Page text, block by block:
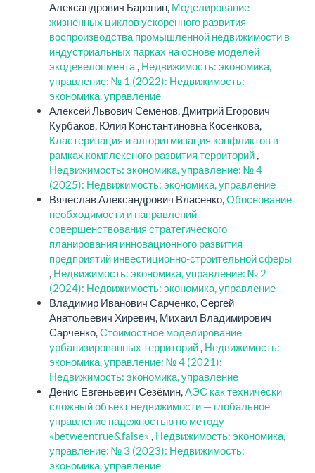
Александрович Баронин, Моделирование
жизненных циклов ускоренного развития
воспроизводства промышленной недвижимости в
индустриальных парках на основе моделей
экодевелопмента, Недвижимость: экономика,
управление: № 1 (2022): Недвижимость:
экономика, управление
Алексей Львович Семенов, Дмитрий Егорович
Курбаков, Юлия Константиновна Косенкова,
Кластеризация и алгоритмизация конфликтов в
рамках комплексного развития территорий,
Недвижимость: экономика, управление: № 4
(2025): Недвижимость: экономика, управление
Вячеслав Александрович Власенко,Обоснование
необходимости и направлений
совершенствования стратегического
планирования инновационного развития
предприятий инвестиционно-строительной сферы
, Недвижимость: экономика, управление: № 2
(2024): Недвижимость: экономика, управление
Владимир Иванович Сарченко, Сергей
Анатольевич Хиревич, Михаил Владимирович
Сарченко,Стоимостное моделирование
урбанизированных территорий, Недвижимость:
экономика, управление: № 4 (2021):
Недвижимость: экономика, управление
Денис Евгеньевич Сезёмин,АЭС как технически
сложный объект недвижимости — глобальное
управление надежностью по методу
«betweentrue&false» , Недвижимость: экономика,
управление: № 3 (2023): Недвижимость:
экономика, управление